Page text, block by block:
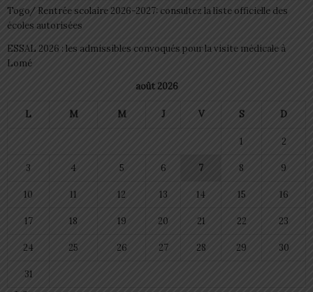
Togo/ Rentrée scolaire 2026-2027: consultez la liste officielle des
écoles autorisées
ESSAL 2026 : les admissibles convoqués pour la visite médicale à
Lomé
août 2026
L M M J V S D
1 2
3 4 5 6 7 8 9
10 11 12 13 14 15 16
17 18 19 20 21 22 23
24 25 26 27 28 29 30
31